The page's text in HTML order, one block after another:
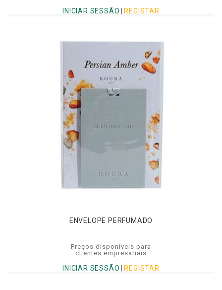
INICIAR SESSÃO REGISTAR
ENVELOPE PERFUMADO
Preços disponíveis para
clientes empresariais
INICIAR SESSÃO REGISTAR